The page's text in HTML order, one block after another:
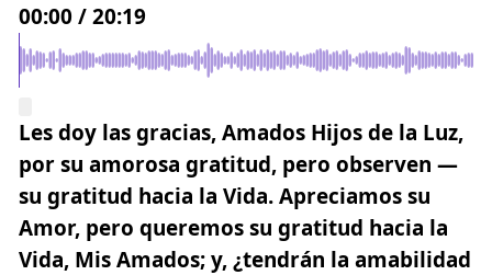
00:00 /20:19
Les doy las gracias, Amados Hijos de la Luz,
por su amorosa gratitud, pero observen —
su gratitud hacia la Vida. Apreciamos su
Amor, pero queremos su gratitud hacia la
Vida, Mis Amados; y, ¿tendrán la amabilidad